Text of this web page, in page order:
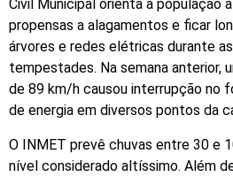
Civil Municipal orienta a população
propensas a alagamentos e ficar
árvores e redes elétricas durante as
tempestades. Na semana anterior,
de 89 km/h causou interrupção no
de energia em diversos pontos da
O INMET prevê chuvas entre 30 e
nível considerado altíssimo. Além